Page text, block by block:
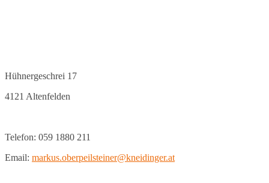
Hühnergeschrei 17
4121 Altenfelden
Telefon: 059 1880 211
Email: markus.oberpeilsteiner@kneidinger.at